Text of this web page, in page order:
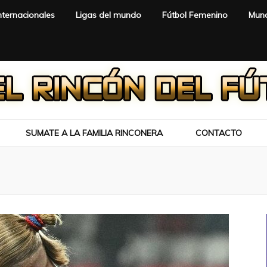
Ligas del mundo Fútbol Femenino
SUMATE A LA FAMILIA RINCONERA CONTACTO